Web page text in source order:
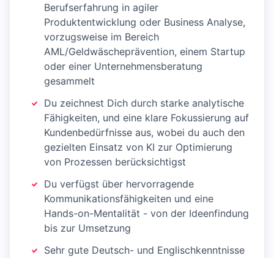
Berufserfahrung in agiler
Produktentwicklung oder Business Analyse,
vorzugsweise im Bereich
AML/Geldwäscheprävention, einem Startup
oder einer Unternehmensberatung
gesammelt
Du zeichnest Dich durch starke analytische
Fähigkeiten, und eine klare Fokussierung auf
Kundenbedürfnisse aus, wobei du auch den
gezielten Einsatz von KI zur Optimierung
von Prozessen berücksichtigst
Du verfügst über hervorragende
Kommunikationsfähigkeiten und eine
Hands-on-Mentalität - von der Ideenfindung
bis zur Umsetzung
Sehr gute Deutsch- und Englischkenntnisse